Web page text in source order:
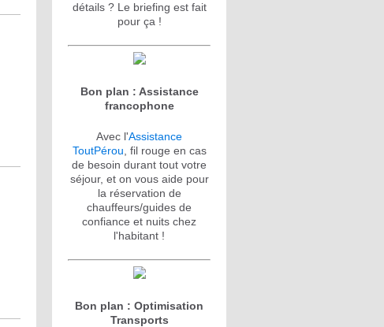
détails ? Le briefing est fait
pour ça !
Bon plan : Assistance
francophone
Avec l'Assistance
ToutPérou , fil rouge en cas
de besoin durant tout votre
séjour, et on vous aide pour
la réservation de
chauffeurs/guides de
confiance et nuits chez
l'habitant !
Bon plan : Optimisation
Transports